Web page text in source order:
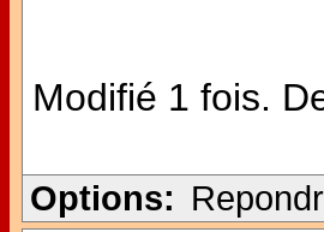
Modifié 1 fois.
Options: